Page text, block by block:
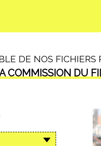
DE NOS FICHIERS
COMMISSION DU